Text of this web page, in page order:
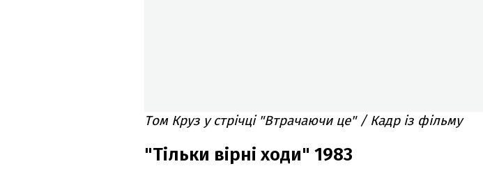
Том Круз у стрічці "Втрачаючи це" / Кадр із фільму
"Тільки вірні ходи" 1983